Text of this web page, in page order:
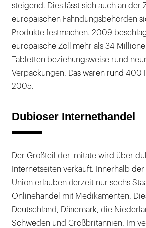
steigend. Dies lässt sich auch an der
europäischen Fahndungsbehörden
Produkte festmachen. 2009
europäische Zoll mehr als 34
Tabletten beziehungsweise rund
Verpackungen. Das waren rund 400
2005.
Dubioser Internethandel
Der Großteil der Imitate wird über
Internetseiten verkauft. Innerhalb der
Union erlauben derzeit nur sechs
Onlinehandel mit Medikamenten.
Deutschland, Dänemark, die
Schweden und Großbritannien. Im